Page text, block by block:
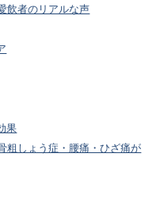
飲者のリアルな声
果
粗しょう症・腰痛・ひざ痛が